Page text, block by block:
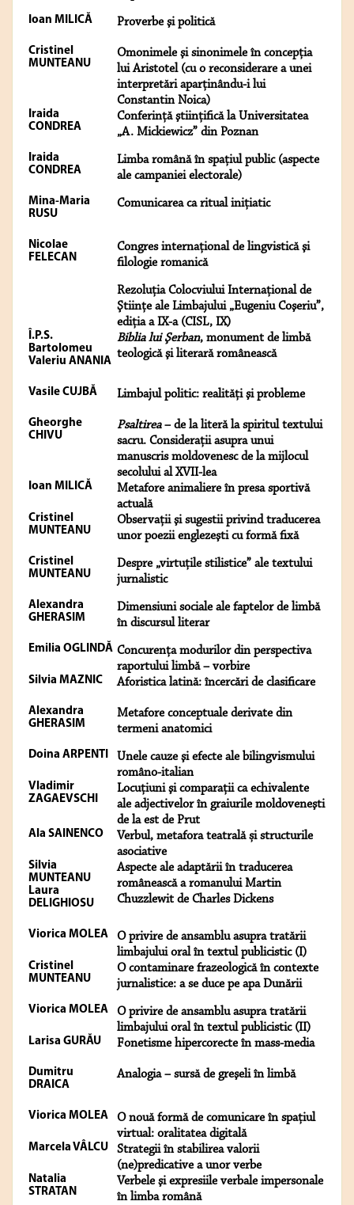
Ioan MILICĂ Proverbe şi politică
Cristinel
MUNTEANU
Omonimele şi sinonimele în concepţia
lui Aristotel (cu o reconsiderare a unei
interpretări aparţinându-i lui
Constantin Noica)
Iraida
CONDREA
Conferinţă ştiinţifică la Universitatea
„A. Mickiewicz” din Poznan
Iraida
CONDREA
Limba română în spaţiul public (aspecte
ale campaniei electorale)
Mina-Maria
RUSU
Comunicarea ca ritual iniţiatic
Nicolae
FELECAN
Congres internaţional de lingvistică şi
filologie romanică
Rezoluţia Colocviului Internaţional de
Ştiinţe ale Limbajului „Eugeniu Coşeriu”,
ediţia a IX-a (CISL, IX)
Î.P.S.
Bartolomeu
Valeriu ANANIA
Biblia lui Şerban, monument de limbă
teologică şi literară românească
Vasile CUJBĂ Limbajul politic: realităţi şi probleme
Gheorghe
CHIVU
Psaltirea– de la literă la spiritul textului
sacru. Consideraţii asupra unui
manuscris moldovenesc de la mijlocul
secolului al XVII-lea
Ioan MILICĂ
Metafore animaliere în presa sportivă
actuală
Cristinel
MUNTEANU
Observaţii şi sugestii privind traducerea
unor poezii englezeşti cu formă fixă
Cristinel
MUNTEANU
Despre „virtuţile stilistice” ale textului
jurnalistic
Alexandra
GHERASIM
Dimensiuni sociale ale faptelor de limbă
în discursul literar
Emilia OGLINDĂ Concurenţa modurilor din perspectiva
raportului limbă – vorbire
Silvia MAZNIC Aforistica latină: încercări de clasificare
Alexandra
GHERASIM
Metafore conceptuale derivate din
termeni anatomici
Doina ARPENTI
Unele cauze şi efecte ale bilingvismului
româno-italian
Vladimir
ZAGAEVSCHI
Locuţiuni şi comparaţii ca echivalente
ale adjectivelor în graiurile moldoveneşti
de la est de Prut
Ala SAINENCO
Verbul, metafora teatrală și structurile
asociative
Silvia
MUNTEANU
Laura
DELIGHIOSU
Aspecte ale adaptării în traducerea
românească a romanului Martin
Chuzzlewit de Charles Dickens
Viorica MOLEA
O privire de ansamblu asupra tratării
limbajului oral în textul publicistic (I)
Cristinel
MUNTEANU
O contaminare frazeologică în contexte
jurnalistice: a se duce pe apa Dunării
Viorica MOLEA
O privire de ansamblu asupra tratării
limbajului oral în textul publicistic (II)
Larisa GURĂU Fonetisme hipercorecte în mass-media
Dumitru
DRAICA
Analogia – sursă de greşeli în limbă
Viorica MOLEA
O nouă formă de comunicare în spațiul
virtual: oralitatea digitală
Marcela VÂLCU
Strategii în stabilirea valorii
(ne)predicative a unor verbe
Natalia
STRATAN
Verbele şi expresiile verbale impersonale
în limba română